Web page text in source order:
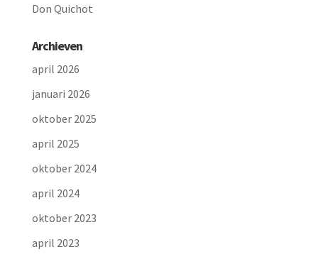
Don Quichot
Archieven
april 2026
januari 2026
oktober 2025
april 2025
oktober 2024
april 2024
oktober 2023
april 2023